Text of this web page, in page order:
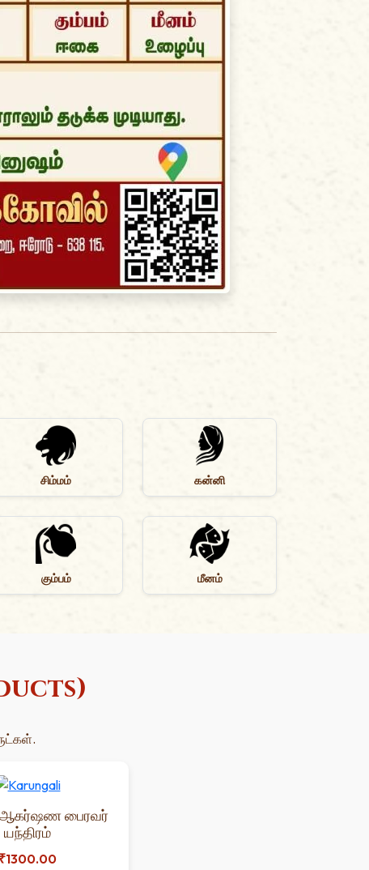
சிம்மம் கன்னி
கும்பம் மீனம்
பைரவர்
யந்திரம்
₹1300.00